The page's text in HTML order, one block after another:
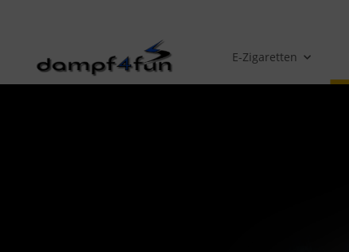
E-Zigaretten